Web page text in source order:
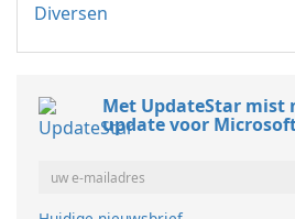
Diversen
Met UpdateStar mist
update voor